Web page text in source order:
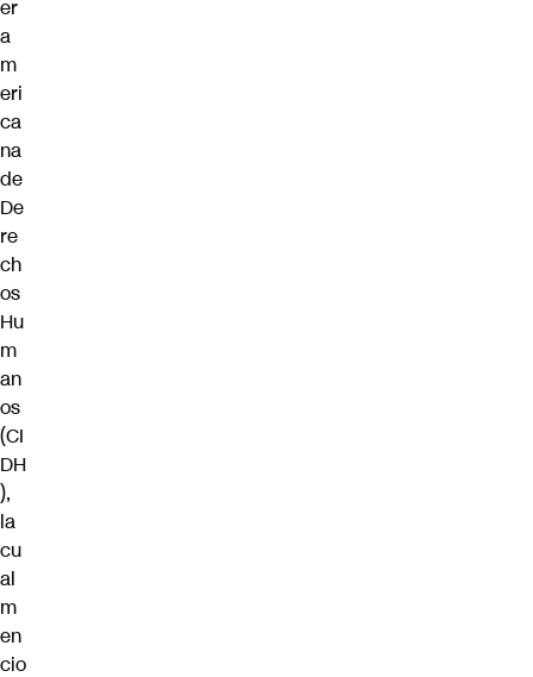
er
a
m
eri
ca
na
de
De
re
ch
os
Hu
m
an
os
(CI
DH
),
la
cu
al
m
en
cio